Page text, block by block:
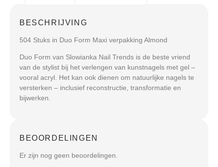
BESCHRIJVING
504 Stuks in Duo Form Maxi verpakking Almond
Duo Form van Slowianka Nail Trends is de beste vriend
van de stylist bij het verlengen van kunstnagels met gel –
vooral acryl. Het kan ook dienen om natuurlijke nagels te
versterken – inclusief reconstructie, transformatie en
bijwerken.
BEOORDELINGEN
Er zijn nog geen beoordelingen.